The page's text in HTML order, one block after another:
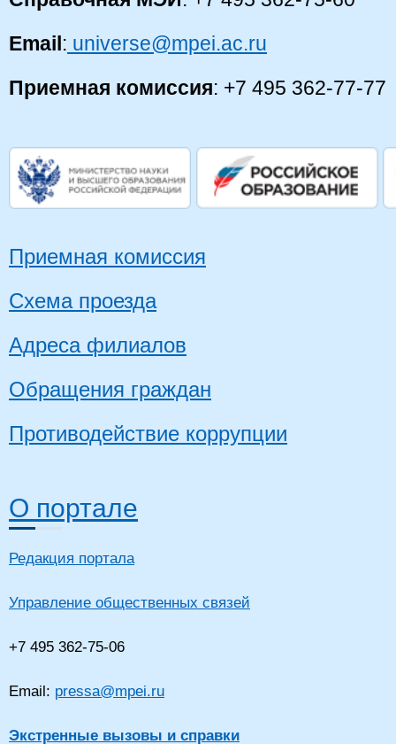
Email: universe@mpei.ac.ru
Приемная комиссия: +7 495 362-77-77
Приемная комиссия
Схема проезда
Адреса филиалов
Обращения граждан
Противодействие коррупции
О портале
Редакция портала
Управление общественных связей
+7 495 362-75-06
Email: pressa@mpei.ru
Экстренные вызовы и справки